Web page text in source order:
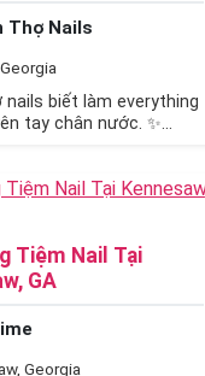
Thợ Nails
nails biết làm everything
tay chân nước. ✨
Tiệm Nail Tại
GA
Georgia